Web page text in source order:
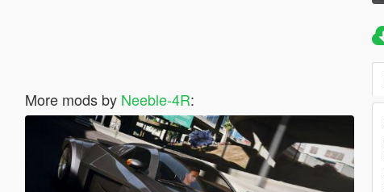
More mods by Neeble-4R: